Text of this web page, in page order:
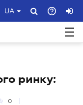
UA
ринку:
0